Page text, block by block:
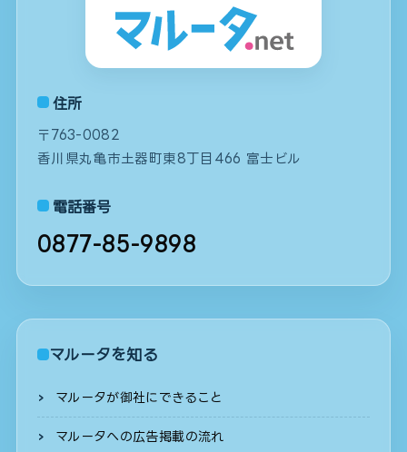
住所
〒763-0082
香川県丸亀市土器町東8丁目466 富士ビル
電話番号
0877-85-9898
マルータを知る
マルータが御社にできること
マルータへの広告掲載の流れ